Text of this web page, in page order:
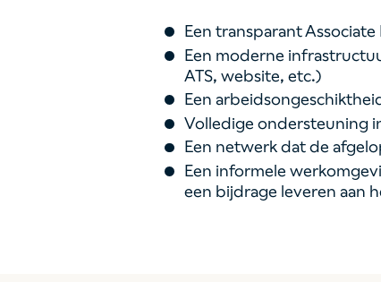
Een transparant
Een moderne
ATS, website, etc.)
Een
Volledige ondersteuning
Een netwerk dat de
Een informele
een bijdrage leveren aan